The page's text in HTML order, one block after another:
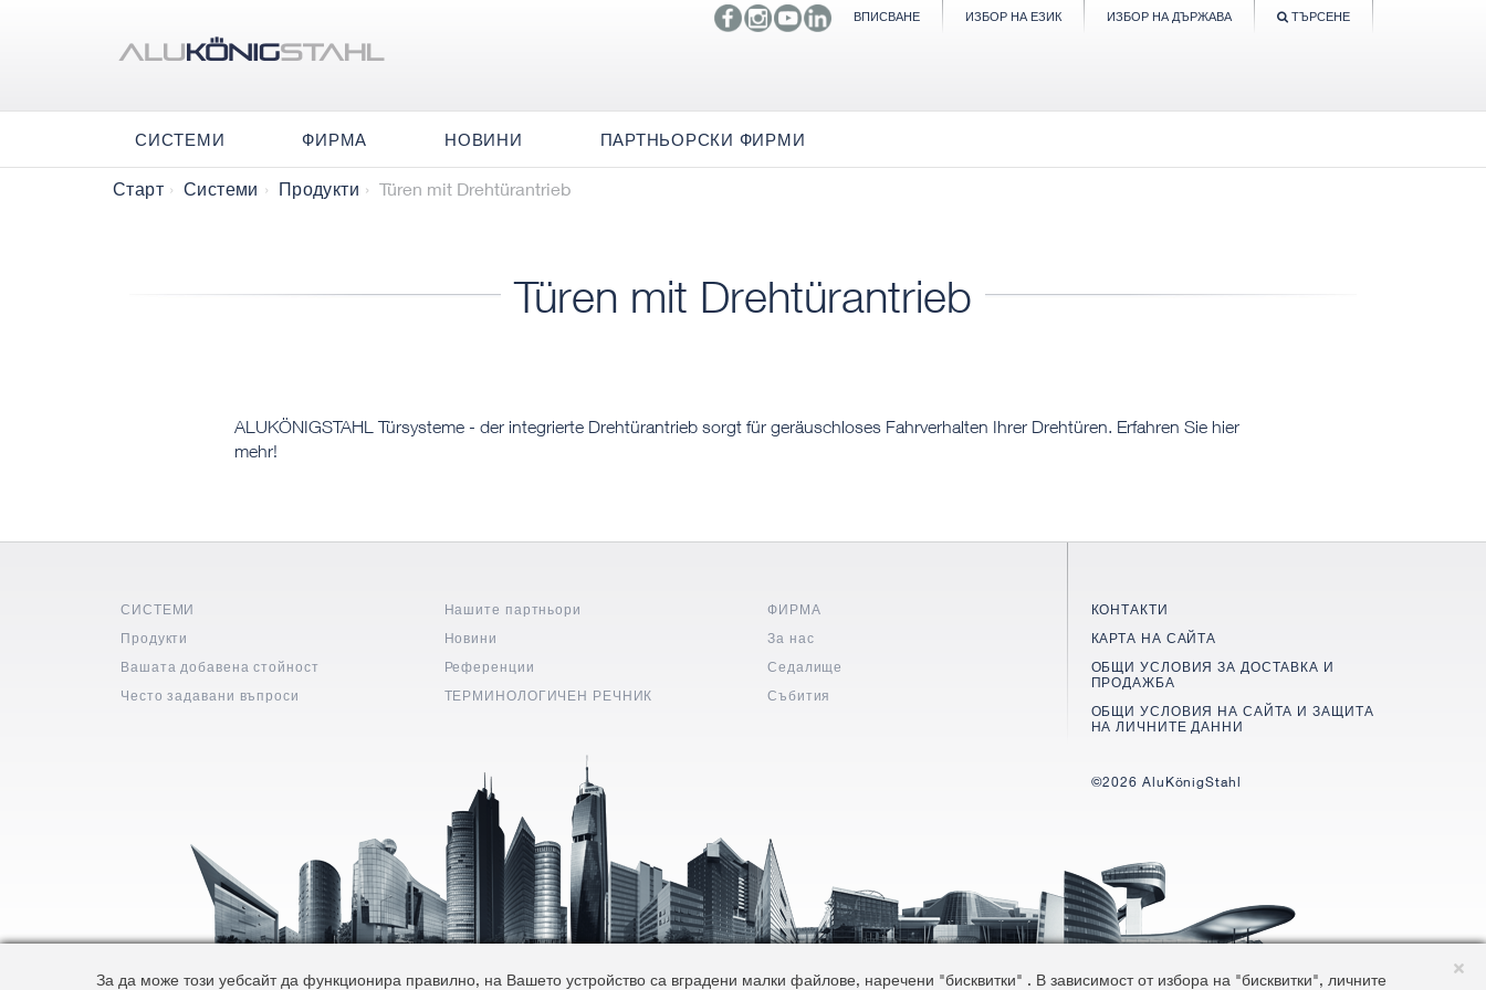
ВПИСВАНЕ ИЗБОР НА ЕЗИК ИЗБОР НА ДЪРЖАВА ТЪРСЕНЕ
СИСТЕМИ ФИРМА НОВИНИ ПАРТНЬОРСКИ ФИРМИ
Старт Системи Продукти Türen mit Drehtürantrieb
Türen mit Drehtürantrieb
​​​​ALUKÖNIGSTAHL Türsysteme - der integrierte Drehtürantrieb sorgt für geräuschloses Fahrverhalten Ihrer Drehtüren. Erfahren Sie hier
mehr!
СИСТЕМИ
Продукти
Вашата добавена стойност
Често задавани въпроси
Нашите партньори
Новини
Референции
ТЕРМИНОЛОГИЧЕН РЕЧНИК
ФИРМА
За нас
Седалище
Събития
КОНТАКТИ
КАРТА НА САЙТА
ОБЩИ УСЛОВИЯ ЗА ДОСТАВКА И
ПРОДАЖБА
ОБЩИ УСЛОВИЯ НА САЙТА И ЗАЩИТА
НА ЛИЧНИТЕ ДАННИ
©2026 AluKönigStahl
За да може този уебсайт да функционира правилно, на Вашето устройство са вградени малки файлове, наречени "бисквитки" . В зависимост от избора на "бисквитки", личните